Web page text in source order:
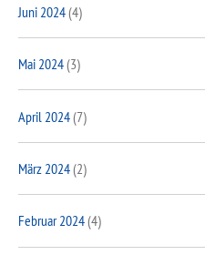
Juni 2024(4)
Mai 2024(3)
April 2024(7)
März 2024(2)
Februar 2024(4)